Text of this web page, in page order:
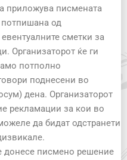
приложува писмената
од
сметки за
Организаторот ќе ги
потполно
поднесени во
дена. Организаторот
рекламации за кои во
да бидат одстранети
донесе писмено решение